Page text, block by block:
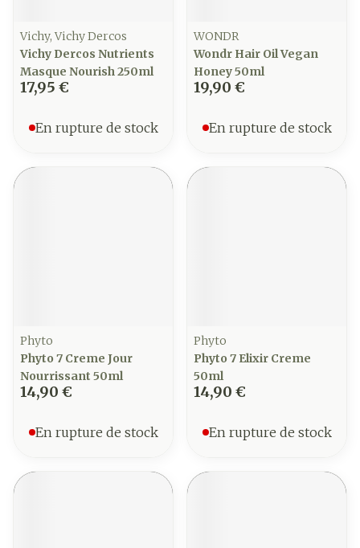
Vichy, Vichy Dercos
Vichy Dercos Nutrients
Masque Nourish 250ml
17,95 €
En rupture de stock
WONDR
Wondr Hair Oil Vegan
Honey 50ml
19,90 €
En rupture de stock
Phyto
Phyto 7 Creme Jour
Nourrissant 50ml
14,90 €
En rupture de stock
Phyto
Phyto 7 Elixir Creme
50ml
14,90 €
En rupture de stock